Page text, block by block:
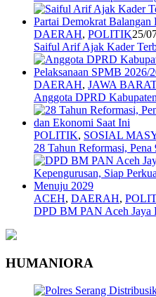
DAERAH, POLITIK25/
Saiful Arif Ajak Kader
DAERAH, JAWA BARAT
Anggota DPRD
POLITIK, SOSIAL
28 Tahun Reformasi,
ACEH, DAERAH,
DPD BM PAN Aceh
HUMANIORA